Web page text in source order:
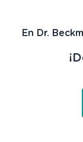
En Dr.